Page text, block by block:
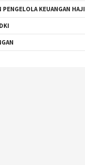
PENGELOLA KEUANGAN HAJI